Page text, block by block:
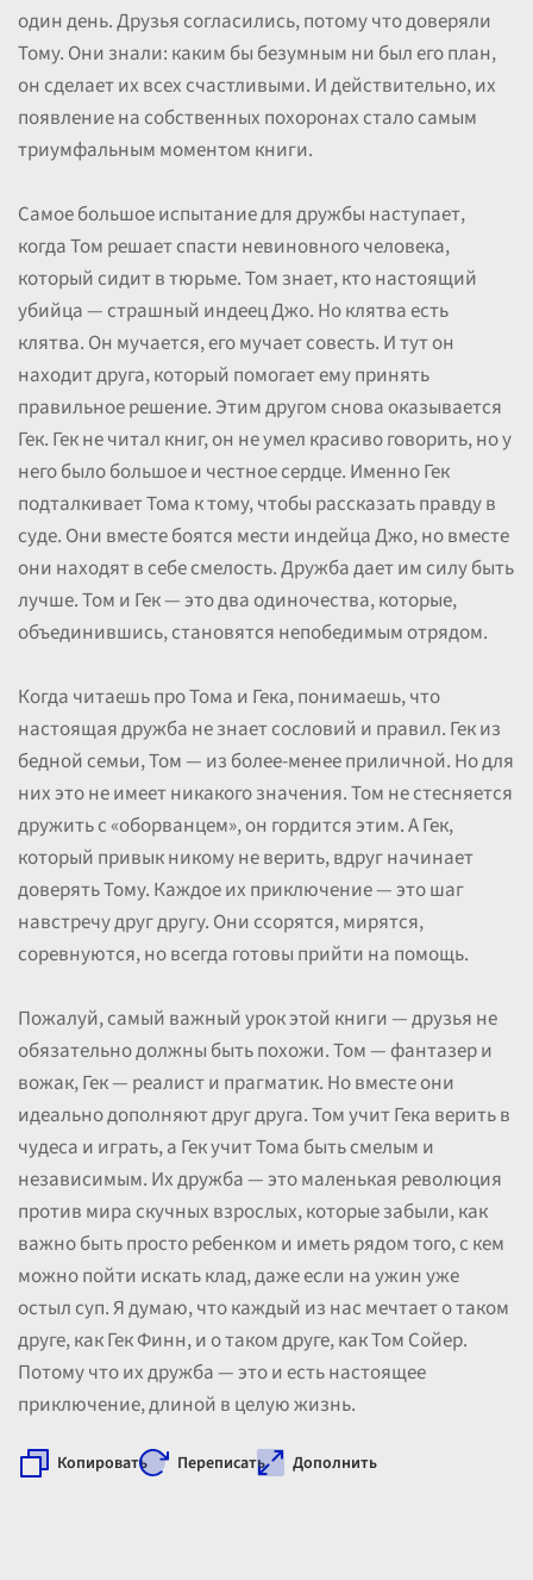
один день. Друзья согласились, потому что доверяли
Тому. Они знали: каким бы безумным ни был его план,
он сделает их всех счастливыми. И действительно, их
появление на собственных похоронах стало самым
триумфальным моментом книги.
Самое большое испытание для дружбы наступает,
когда Том решает спасти невиновного человека,
который сидит в тюрьме. Том знает, кто настоящий
убийца — страшный индеец Джо. Но клятва есть
клятва. Он мучается, его мучает совесть. И тут он
находит друга, который помогает ему принять
правильное решение. Этим другом снова оказывается
Гек. Гек не читал книг, он не умел красиво говорить, но у
него было большое и честное сердце. Именно Гек
подталкивает Тома к тому, чтобы рассказать правду в
суде. Они вместе боятся мести индейца Джо, но вместе
они находят в себе смелость. Дружба дает им силу быть
лучше. Том и Гек — это два одиночества, которые,
объединившись, становятся непобедимым отрядом.
Когда читаешь про Тома и Гека, понимаешь, что
настоящая дружба не знает сословий и правил. Гек из
бедной семьи, Том — из более-менее приличной. Но для
них это не имеет никакого значения. Том не стесняется
дружить с «оборванцем», он гордится этим. А Гек,
который привык никому не верить, вдруг начинает
доверять Тому. Каждое их приключение — это шаг
навстречу друг другу. Они ссорятся, мирятся,
соревнуются, но всегда готовы прийти на помощь.
Пожалуй, самый важный урок этой книги — друзья не
обязательно должны быть похожи. Том — фантазер и
вожак, Гек — реалист и прагматик. Но вместе они
идеально дополняют друг друга. Том учит Гека верить в
чудеса и играть, а Гек учит Тома быть смелым и
независимым. Их дружба — это маленькая революция
против мира скучных взрослых, которые забыли, как
важно быть просто ребенком и иметь рядом того, с кем
можно пойти искать клад, даже если на ужин уже
остыл суп. Я думаю, что каждый из нас мечтает о таком
друге, как Гек Финн, и о таком друге, как Том Сойер.
Потому что их дружба — это и есть настоящее
приключение, длиной в целую жизнь.
Копировать Переписать Дополнить